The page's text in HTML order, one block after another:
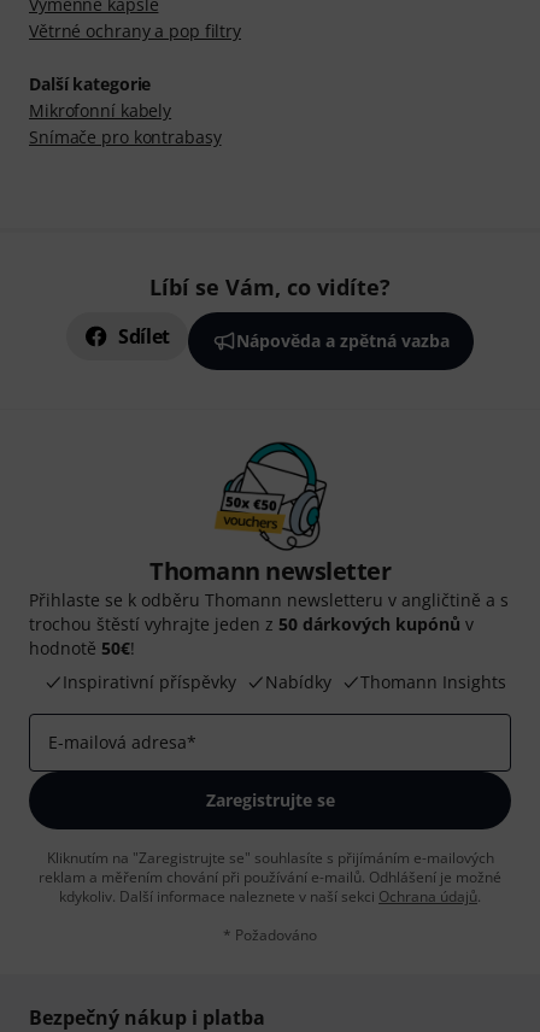
Větrné ochrany a pop filtry
Další kategorie
Mikrofonní kabely
Snímače pro kontrabasy
Líbí se Vám, co vidíte?
Sdílet Nápověda a zpětná vazba
Thomann newsletter
Přihlaste se k odběru Thomann newsletteru v angličtině a s
trochou štěstí vyhrajte jeden z 50 dárkových kupónů v
hodnotě 50€!
Inspirativní příspěvky
Nabídky Thomann Insights
E-mailová adresa*
Zaregistrujte se
Kliknutím na "Zaregistrujte se" souhlasíte s přijímáním e-mailových
reklam a měřením chování při používání e-mailů. Odhlášení je možné
kdykoliv. Další informace naleznete v naší sekci Ochrana údajů.
* Požadováno
Bezpečný nákup i platba